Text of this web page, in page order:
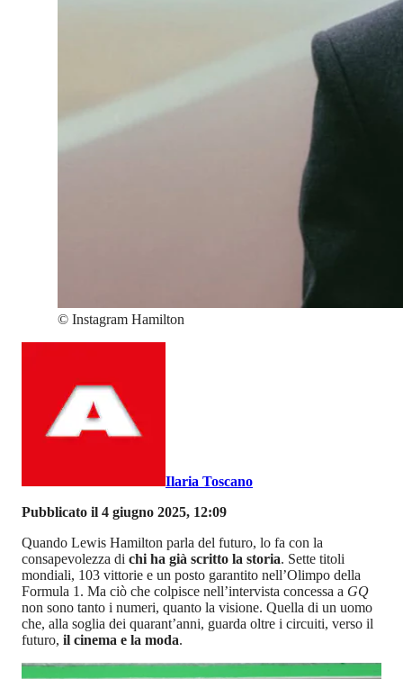
© Instagram Hamilton
Ilaria Toscano
Pubblicato il 4 giugno 2025, 12:09
Quando Lewis Hamilton parla del futuro, lo fa con la
consapevolezza di chi ha già scritto la storia. Sette titoli
mondiali, 103 vittorie e un posto garantito nell’Olimpo della
Formula 1. Ma ciò che colpisce nell’intervista concessa a GQ
non sono tanto i numeri, quanto la visione. Quella di un uomo
che, alla soglia dei quarant’anni, guarda oltre i circuiti, verso il
futuro, il cinema e la moda.